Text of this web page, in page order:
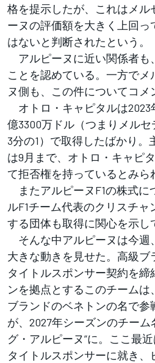
格を提示したが、これはメル
ーヌの評価額を大きく上回
はないと判断されたという。
アルピーヌに近い関係者も
ことを認めている。一方で
ヌ側も、この件についてコメ
オトロ・キャピタルは2023
億3300万ドル（つまりメル
3分の1）で取得したばかり。
は9月まで、オトロ・キャピ
て拒否権を持っているとみら
またアルピーヌF1の株式に
ルF1チーム代表のクリスチャ
する団体も取得に関心を示し
そんな中アルピーヌは今週
大きな動きを見せた。高級ブ
タイトルスポンサー契約を締
ンを拠点とするこのチーム
ブランドのベネトンの名で参
が、2027年シーズンのチーム
グ・アルピーヌ”に。ここ最
タイトルスポンサーに就き、